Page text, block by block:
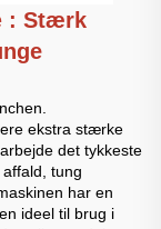
: Stærk
ekstra stærke
det tykkeste
tung
har en
ideel til brug i